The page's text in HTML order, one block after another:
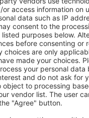
appen plan
reizen